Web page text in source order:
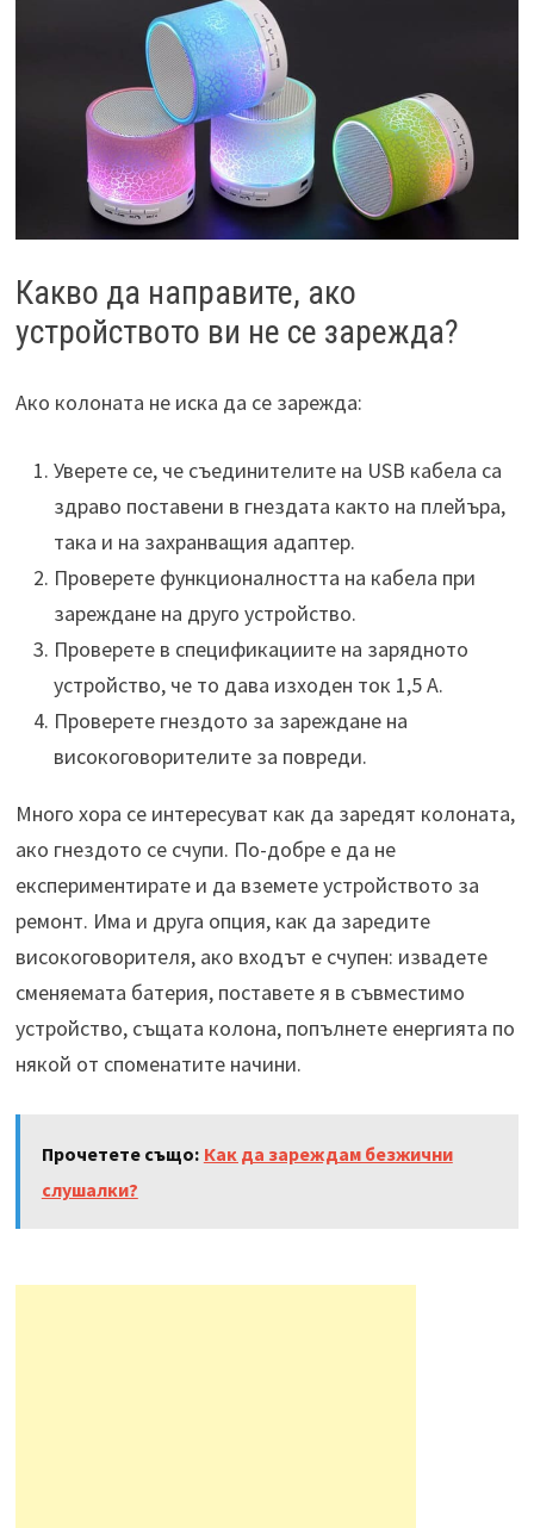
Какво да направите, ако
устройството ви не се зарежда?
Ако колоната не иска да се зарежда:
Уверете се, че съединителите на USB кабела са
здраво поставени в гнездата както на плейъра,
така и на захранващия адаптер.
Проверете функционалността на кабела при
зареждане на друго устройство.
Проверете в спецификациите на зарядното
устройство, че то дава изходен ток 1,5 А.
Проверете гнездото за зареждане на
високоговорителите за повреди.
Много хора се интересуват как да заредят колоната,
ако гнездото се счупи. По-добре е да не
експериментирате и да вземете устройството за
ремонт. Има и друга опция, как да заредите
високоговорителя, ако входът е счупен: извадете
сменяемата батерия, поставете я в съвместимо
устройство, същата колона, попълнете енергията по
някой от споменатите начини.
Прочетете също: Как да зареждам безжични
слушалки?